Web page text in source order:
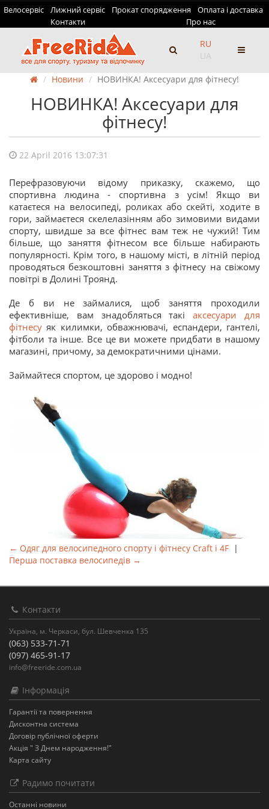
Велосервіс Лижний сервіс Прокат спорядження
Оплата і доставка
Контакти
Про нас
RU
UA
Новини НОВИНКА! Аксесуари для фітнесу!
НОВИНКА! Аксесуари для
фітнесу!
22 April 2016 13:07:31
Перефразовуючи відому приказку, скажемо, що
спортивна людина - спортивна з усім! Якщо ви
катаєтеся на велосипеді, роликах або скейті, ходите в
гори, займаєтеся скелелазінням або зимовими видами
спорту, швидше за все фітнес вам теж не чужий! Тим
більше, що заняття фітнесом все більше набирають
популярності. Крім того, в нашому місті, в літній період
проводяться безкоштовні заняття з фітнесу на свіжому
повітрі в Долині Троянд.
Де б ви не займалися, щоб заняття проходили
ефективніше, вам знадобляться такіаксесуари для
фітнесу як килимки, обважнювачі, еспандери, гантелі,
фітболи та інше. Все це ви можете придбати в нашому
магазині, причому, за демократичними цінами.
Займайтеся спортом, це здорово і модно!
← Одяг для велосипедного спорту і фітнесу Craft і 4F |
Перша поставка велосипедів →
Контакти
Україна, м. Черкаси, бул. Шевченка 135
(063) 533-71-71
(097) 465-91-17
info@freeride.com.ua
Інформація
Гарантії та повернення
Дисконтна система
Договір публічної оферти
Акція " З Днем народження!"
Карта сайту
Радимо почитати
Останнi новини